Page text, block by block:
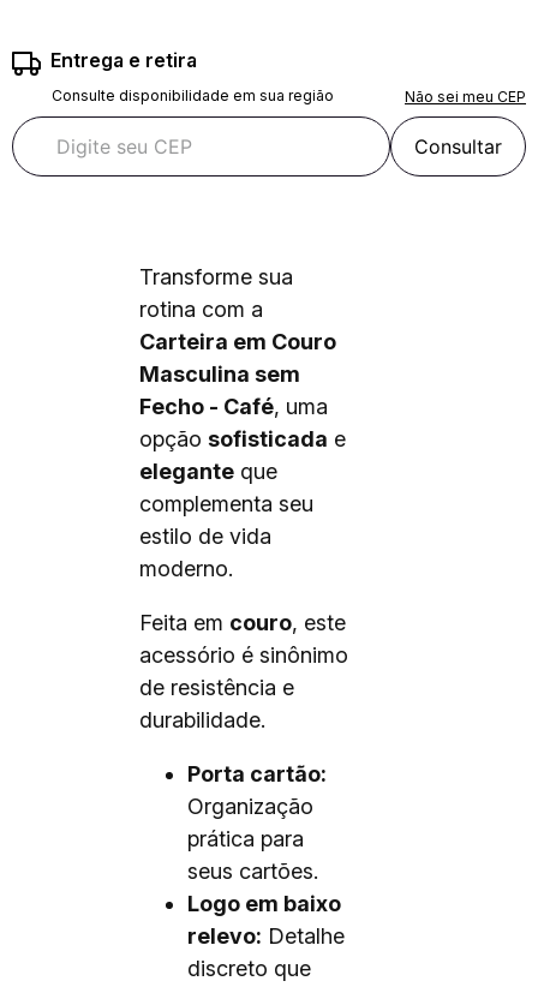
Entrega e retira
Consulte disponibilidade em sua região Não sei meu CEP
Consultar
Transforme sua
rotina com a
Carteira em Couro
Masculina sem
Fecho - Café, uma
opção sofisticada e
elegante que
complementa seu
estilo de vida
moderno.
Feita em couro, este
acessório é sinônimo
de resistência e
durabilidade.
Porta cartão:
Organização
prática para
seus cartões.
Logo em baixo
relevo: Detalhe
discreto que